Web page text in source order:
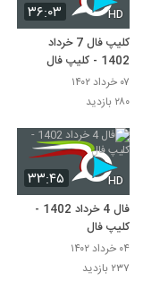
۳۶:۰۳ HD
کلیپ فال 7 خرداد
1402 - کلیپ فال
۰۷ خرداد ۱۴۰۲
۲۸۰ بازدید
۳۳:۴۵ HD
فال 4 خرداد 1402 -
کلیپ فال
۰۴ خرداد ۱۴۰۲
۲۳۷ بازدید